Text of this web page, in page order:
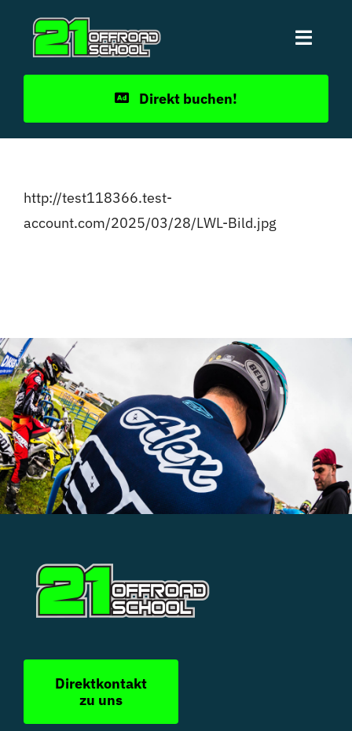
Inhalt
springen
Toggle
Offroad School
Direkt buchen!
http://test118366.test-
account.com/2025/03/28/LWL-Bild.jpg
Direktkontakt
zu uns